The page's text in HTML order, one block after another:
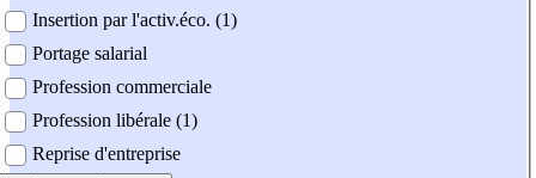
Insertion par l'activ.éco. (1)
Portage salarial
Profession commerciale
Profession libérale (1)
Reprise d'entreprise